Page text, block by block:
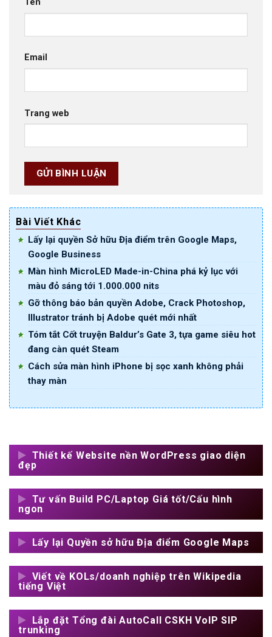
Tên
Email
Trang web
Bài Viết Khác
Lấy lại quyền Sở hữu Địa điểm trên Google Maps,
Google Business
Màn hình MicroLED Made-in-China phá kỷ lục với
màu đỏ sáng tới 1.000.000 nits
Gỡ thông báo bản quyền Adobe, Crack Photoshop,
Illustrator tránh bị Adobe quét mới nhất
Tóm tắt Cốt truyện Baldur’s Gate 3, tựa game siêu hot
đang càn quét Steam
Cách sửa màn hình iPhone bị sọc xanh không phải
thay màn
Thiết kế Website nền WordPress giao diện
đẹp
Tư vấn Build PC/Laptop Giá tốt/Cấu hình
ngon
Lấy lại Quyền sở hữu Địa điểm Google Maps
Viết về KOLs/doanh nghiệp trên Wikipedia
tiếng Việt
Lắp đặt Tổng đài AutoCall CSKH VoIP SIP
trunking